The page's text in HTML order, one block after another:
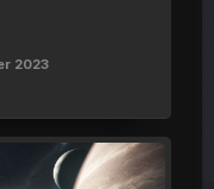
2023